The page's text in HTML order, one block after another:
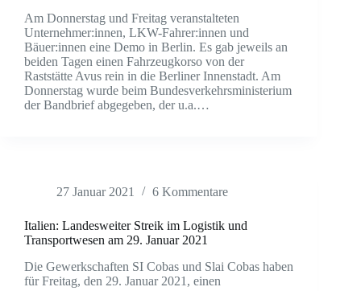
Am Donnerstag und Freitag veranstalteten
Unternehmer:innen, LKW-Fahrer:innen und
Bäuer:innen eine Demo in Berlin. Es gab jeweils an
beiden Tagen einen Fahrzeugkorso von der
Raststätte Avus rein in die Berliner Innenstadt. Am
Donnerstag wurde beim Bundesverkehrsministerium
der Bandbrief abgegeben, der u.a.…
27 Januar 2021 6 Kommentare
Italien: Landesweiter Streik im Logistik und
Transportwesen am 29. Januar 2021
Die Gewerkschaften SI Cobas und Slai Cobas haben
für Freitag, den 29. Januar 2021, einen